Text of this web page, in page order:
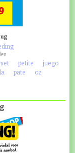
petite
juego
la pate oz